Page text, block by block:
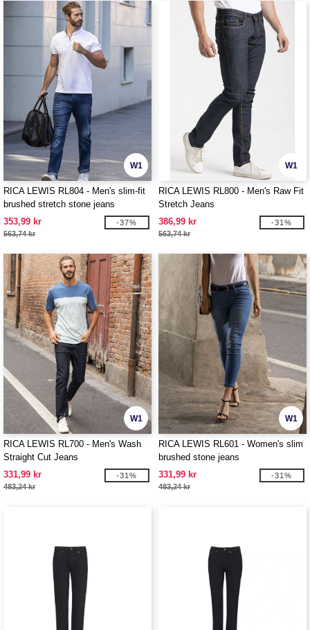
W1
RICA LEWIS RL804 - Men's slim-fit
brushed stretch stone jeans
353,99 kr
563,74 kr
-37%
W1
RICA LEWIS RL800 - Men's Raw Fit
Stretch Jeans
386,99 kr
563,74 kr
-31%
W1
RICA LEWIS RL700 - Men's Wash
Straight Cut Jeans
331,99 kr
483,24 kr
-31%
W1
RICA LEWIS RL601 - Women's slim
brushed stone jeans
331,99 kr
483,24 kr
-31%